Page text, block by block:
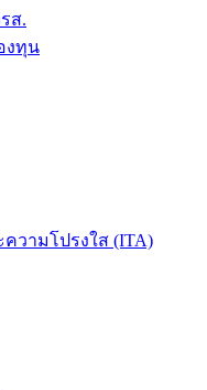
ส.
งทุน
วามโปรงใส (ITA)